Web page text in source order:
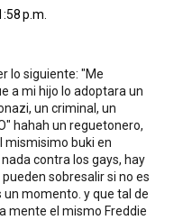
p.m.
lo siguiente: "Me
a mi hijo lo adoptara un
un criminal, un
hahah un reguetonero,
mismisimo buki en
contra los gays, hay
sobresalir si no es
momento. y que tal de
mente el mismo Freddie